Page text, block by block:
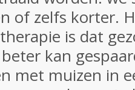
of zelfs korter.
is dat
kan
met muizen in